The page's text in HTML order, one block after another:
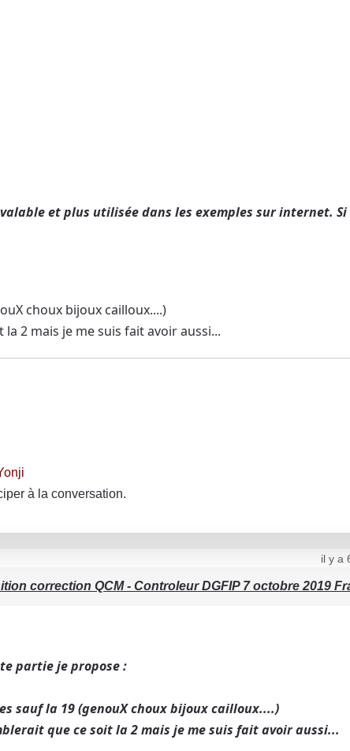
et plus utilisée dans les exemples sur internet.
choux bijoux cailloux....)
2 mais je me suis fait avoir aussi...
à la conversation.
il y a
correction QCM - Controleur DGFIP 7 octobre 2019
partie je propose :
sauf la 19 (genouX choux bijoux cailloux....)
que ce soit la 2 mais je me suis fait avoir aussi...